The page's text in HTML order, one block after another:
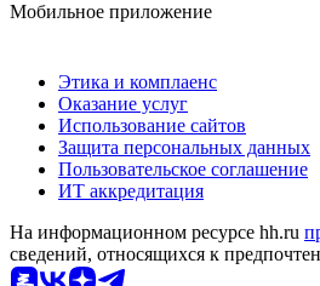
Мобильное приложение
Этика и комплаенс
Оказание услуг
Использование сайтов
Защита персональных данных
Пользовательское соглашение
ИТ аккредитация
На информационном ресурсе hh.ru
сведений, относящихся к